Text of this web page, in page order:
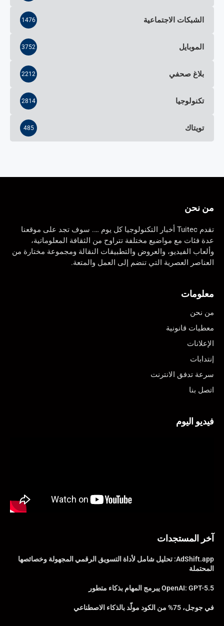
الشبكات الاجتماعية 1476
الموبايل 3752
بلاغ صحفي 2212
تكنولوجيا 2814
تويتاك 485
من نحن
تقدم Tuitec أخبار التكنولوجيا كل يوم …. سوف تجد على موقعنا
عدة فئات مع مواضيع مختلفة تتراوح من الثقافة المعلوماتية،
وألعاب الفيديو، والعروض والتطبيقات النقالة ومجموعة مختارة من
العناصر العصرية التي تنضم إلى العمل والمتعة.
معلومات
من نحن
معطيات قانونية
الإعلانات
إنتدابات
سرعة تدفق الانترنت
اتصل بنا
فيديو اليوم
آخر المستجدات
AdShift.app: تحليل شامل لأداة التسويق الرقمي المجهولة وخصائصها
المحتملة
OpenAI: GPT-5.5 يبرمج المهام بذكاء متطور
في جوجل، 75% من الكود مولّد بالذكاء الاصطناعي